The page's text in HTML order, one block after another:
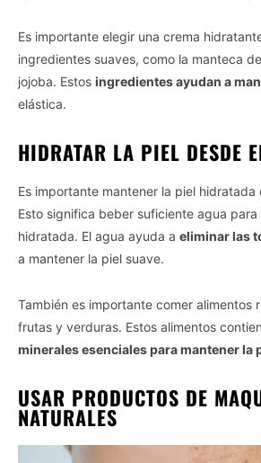
Es importante elegir una crema
ingredientes suaves, como la manteca
jojoba. Estos ingredientes ayudan a
elástica.
HIDRATAR LA PIEL DESDE
Es importante mantener la piel hidratada
Esto significa beber suficiente agua
hidratada. El agua ayuda a eliminar las
a mantener la piel suave.
También es importante comer alimentos
frutas y verduras. Estos alimentos
minerales esenciales para mantener la
USAR PRODUCTOS DE
NATURALES